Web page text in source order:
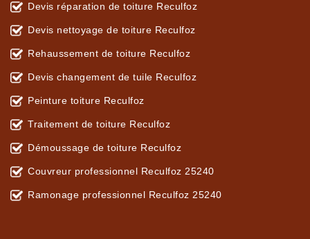
Devis réparation de toiture Reculfoz
Devis nettoyage de toiture Reculfoz
Rehaussement de toiture Reculfoz
Devis changement de tuile Reculfoz
Peinture toiture Reculfoz
Traitement de toiture Reculfoz
Démoussage de toiture Reculfoz
Couvreur professionnel Reculfoz 25240
Ramonage professionnel Reculfoz 25240